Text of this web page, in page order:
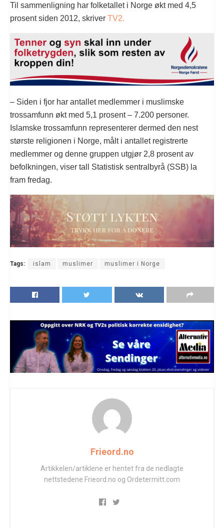
Til sammenligning har folketallet i Norge økt med 4,5
prosent siden 2012, skriver TV2.
– Siden i fjor har antallet medlemmer i muslimske
trossamfunn økt med 5,1 prosent – 7.200 personer.
Islamske trossamfunn representerer dermed den nest
største religionen i Norge, målt i antallet registrerte
medlemmer og denne gruppen utgjør 2,8 prosent av
befolkningen, viser tall Statistisk sentralbyrå (SSB) la
fram fredag.
Tags: islam muslimer muslimer i Norge
Frieord.no
Artikkelen/artiklene er hentet fra de nedlagte
nettstedene Frieord.no og Ordetermitt.com